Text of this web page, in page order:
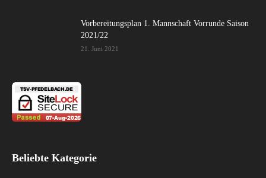
Vorbereitungsplan 1. Mannschaft Vorrunde Saison
2021/22
21. Juni 2021
Beliebte Kategorie